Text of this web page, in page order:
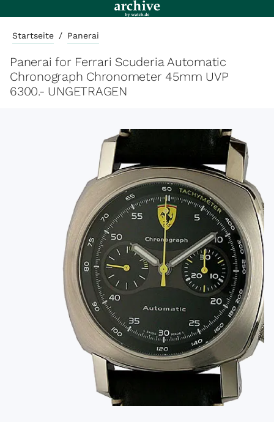
Startseite / Panerai
Panerai for Ferrari Scuderia Automatic
Chronograph Chronometer 45mm UVP
6300.- UNGETRAGEN